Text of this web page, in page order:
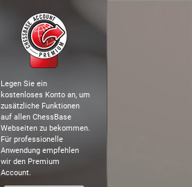
Legen Sie ein
kostenloses Konto an, um
zusätzliche Funktionen
auf allen ChessBase
Webseiten zu bekommen.
Für professionelle
Anwendung empfehlen
wir den Premium
Account.